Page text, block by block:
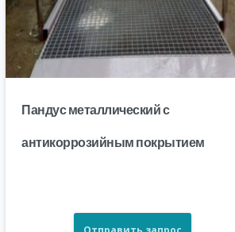
Пандус металлический с
антикоррозийным покрытием